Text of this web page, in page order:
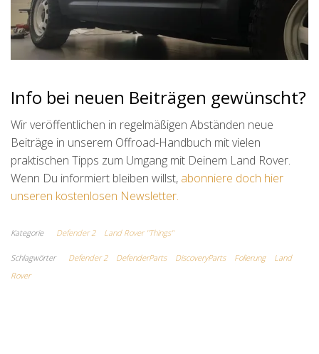
Info bei neuen Beiträgen gewünscht?
Wir veröffentlichen in regelmäßigen Abständen neue
Beiträge in unserem Offroad-Handbuch mit vielen
praktischen Tipps zum Umgang mit Deinem Land Rover.
Wenn Du informiert bleiben willst, abonniere doch hier
unseren kostenlosen Newsletter.
Kategorie Defender 2 Land Rover "Things"
Schlagwörter Defender 2 DefenderParts DiscoveryParts Folierung
Land
Rover